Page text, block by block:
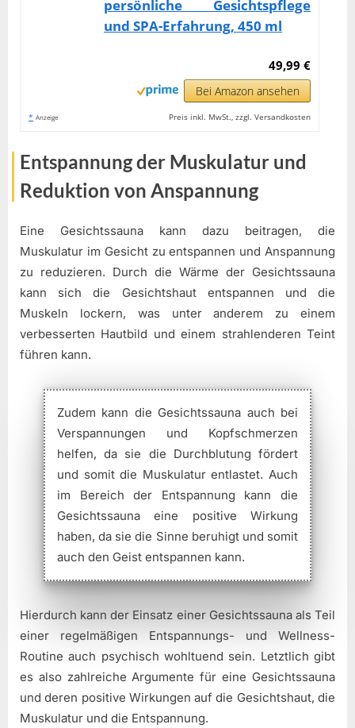
persönliche Gesichtspflege
und SPA-Erfahrung, 450 ml
49,99 €
Bei Amazon ansehen
* Anzeige Preis inkl. MwSt., zzgl. Versandkosten
Entspannung der Muskulatur und
Reduktion von Anspannung
Eine Gesichtssauna kann dazu beitragen, die
Muskulatur im Gesicht zu entspannen und Anspannung
zu reduzieren. Durch die Wärme der Gesichtssauna
kann sich die Gesichtshaut entspannen und die
Muskeln lockern, was unter anderem zu einem
verbesserten Hautbild und einem strahlenderen Teint
führen kann.
Zudem kann die Gesichtssauna auch bei
Verspannungen und Kopfschmerzen
helfen, da sie die Durchblutung fördert
und somit die Muskulatur entlastet. Auch
im Bereich der Entspannung kann die
Gesichtssauna eine positive Wirkung
haben, da sie die Sinne beruhigt und somit
auch den Geist entspannen kann.
Hierdurch kann der Einsatz einer Gesichtssauna als Teil
einer regelmäßigen Entspannungs- und Wellness-
Routine auch psychisch wohltuend sein. Letztlich gibt
es also zahlreiche Argumente für eine Gesichtssauna
und deren positive Wirkungen auf die Gesichtshaut, die
Muskulatur und die Entspannung.